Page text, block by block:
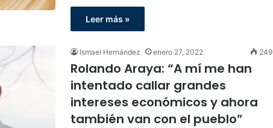
Leer más »
Ismael Hernández enero 27, 2022 249
Rolando Araya: “A mí me han
intentado callar grandes
intereses económicos y ahora
también van con el pueblo”